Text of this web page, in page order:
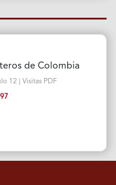
de Colombia
12 | Visitas PDF